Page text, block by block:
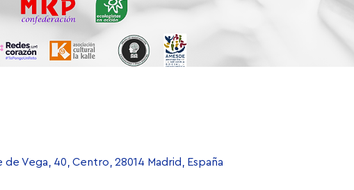
Vega, 40, Centro, 28014 Madrid, España